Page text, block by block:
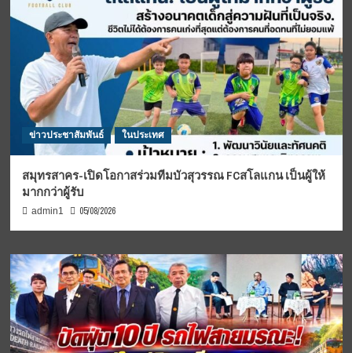
ข่าวประชาสัมพันธ์ ในประเทศ
สมุทรสาคร-เปิดโอกาสร่วมทีมบัวสุวรรณ FCสโลแกน เป็นผู้ให้
มากกว่าผู้รับ
admin1 05/08/2026